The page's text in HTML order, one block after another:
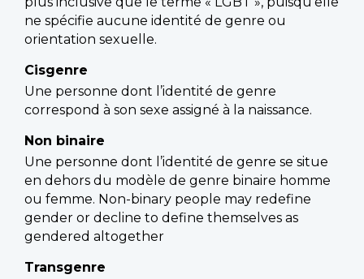
ne spécifie aucune identité de genre ou
orientation sexuelle.
Cisgenre
Une personne dont l’identité de genre
correspond à son sexe assigné à la naissance.
Non binaire
Une personne dont l’identité de genre se situe
en dehors du modèle de genre binaire homme
ou femme. Non-binary people may redefine
gender or decline to define themselves as
gendered altogether
Transgenre